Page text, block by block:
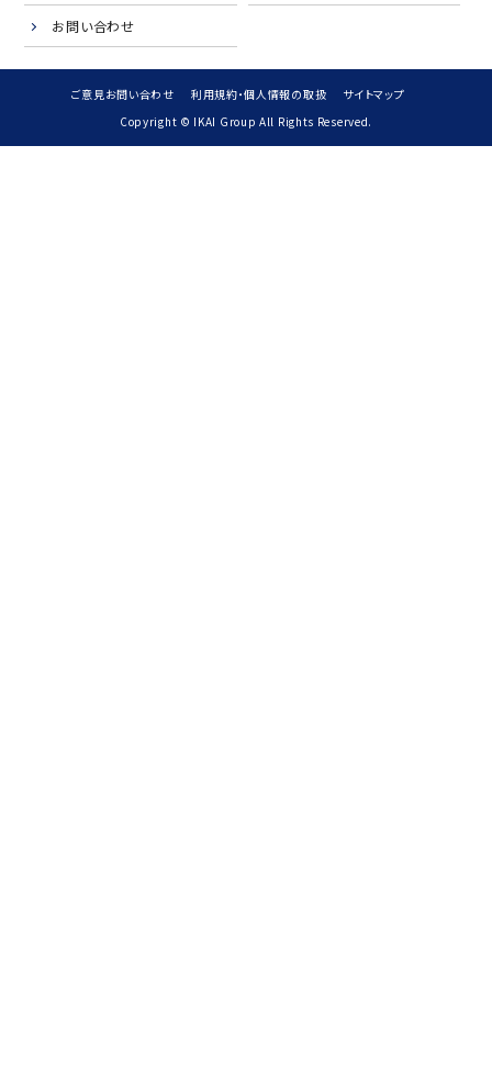
お問い合わせ
ご意見お問い合わせ 利用規約・個人情報の取扱
サイトマップ
Copyright © IKAI Group All Rights Reserved.